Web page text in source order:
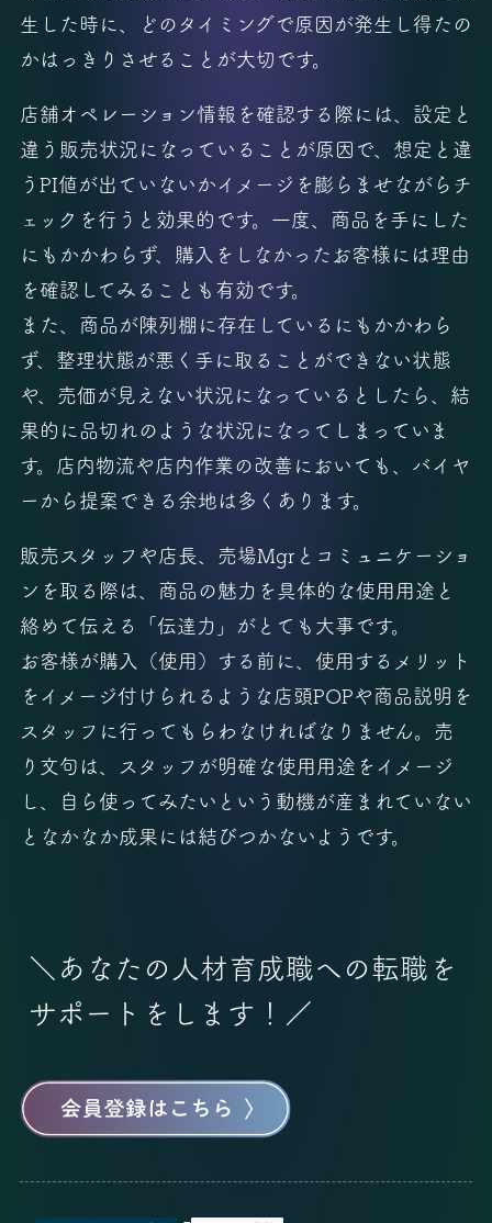
生した時に、どのタイミングで原因が発生し得たの
かはっきりさせることが大切です。
店舗オペレーション情報を確認する際には、設定と
違う販売状況になっていることが原因で、想定と違
うPI値が出ていないかイメージを膨らませながらチ
ェックを行うと効果的です。一度、商品を手にした
にもかかわらず、購入をしなかったお客様には理由
を確認してみることも有効です。
また、商品が陳列棚に存在しているにもかかわら
ず、整理状態が悪く手に取ることができない状態
や、売価が見えない状況になっているとしたら、結
果的に品切れのような状況になってしまっていま
す。店内物流や店内作業の改善においても、バイヤ
ーから提案できる余地は多くあります。
販売スタッフや店長、売場Mgrとコミュニケーショ
ンを取る際は、商品の魅力を具体的な使用用途と
絡めて伝える「伝達力」がとても大事です。
お客様が購入（使用）する前に、使用するメリット
をイメージ付けられるような店頭POPや商品説明を
スタッフに行ってもらわなければなりません。売
り文句は、スタッフが明確な使用用途をイメージ
し、自ら使ってみたいという動機が産まれていない
となかなか成果には結びつかないようです。
＼あなたの人材育成職への転職を
サポートをします！／